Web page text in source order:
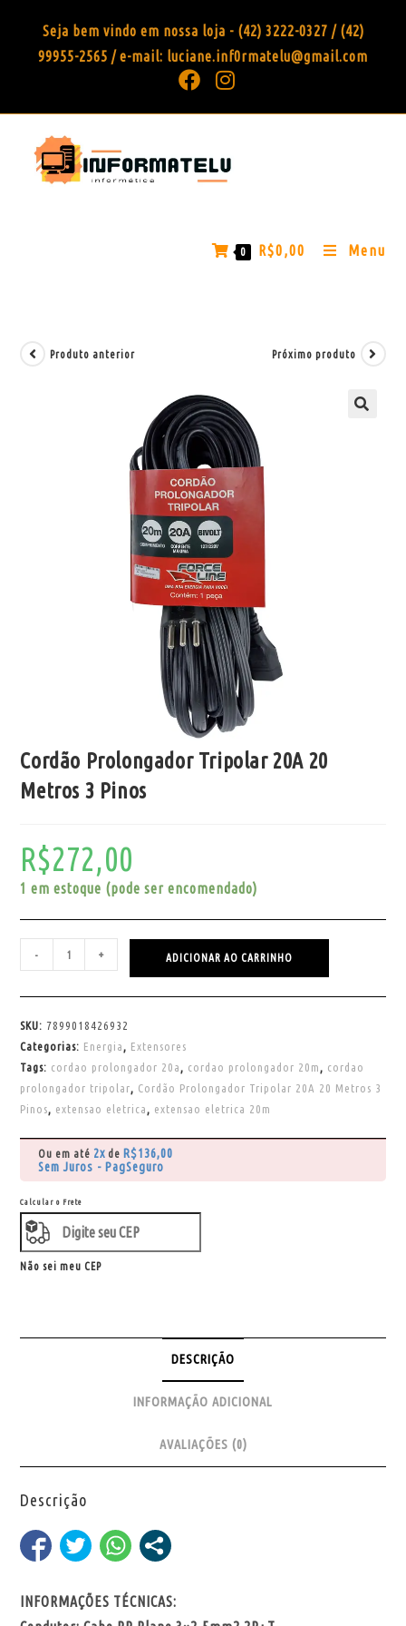
Seja bem vindo em nossa loja - (42) 3222-0327 / (42)
99955-2565 / e-mail: luciane.inf0rmatelu@gmail.com
0 R$0,00 Menu
Produto anterior Próximo produto
Cordão Prolongador Tripolar 20A 20
Metros 3 Pinos
R$272,00
1 em estoque (pode ser encomendado)
- + ADICIONAR AO CARRINHO
SKU: 7899018426932
Categorias: Energia , Extensores
Tags: cordao prolongador 20a , cordao prolongador 20m , cordao
prolongador tripolar, Cordão Prolongador Tripolar 20A 20 Metros 3
Pinos, extensao eletrica , extensao eletrica 20m
Ou em até 2x de R$136,00
Sem Juros - PagSeguro
Calcular o Frete
Não sei meu CEP
DESCRIÇÃO
INFORMAÇÃO ADICIONAL
AVALIAÇÕES (0)
Descrição
INFORMAÇÕES TÉCNICAS: